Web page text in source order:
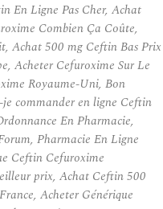
En Ligne Pas Cher, Achat
Combien Ça Coûte,
Achat 500 mg Ceftin Bas Prix
Acheter Cefuroxime Sur Le
Royaume-Uni, Bon
commander en ligne Ceftin
En Pharmacie,
Pharmacie En Ligne
Ceftin Cefuroxime
prix, Achat Ceftin 500
Acheter Générique